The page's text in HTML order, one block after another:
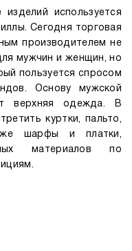
используется
Сегодня торговая
производителем не
мужчин и женщин, но
пользуется спросом
Основу мужской
верхняя одежда. В
куртки, пальто,
шарфы и платки,
материалов по